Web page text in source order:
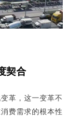
契合
革，这一变革不
费需求的根本性